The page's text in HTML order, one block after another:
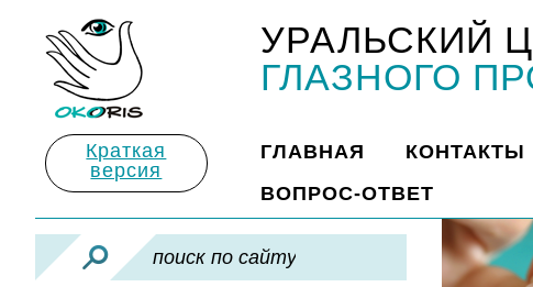
УРАЛЬСКИЙ
ГЛАЗНОГО
Краткая
версия
ГЛАВНАЯ КОНТАКТЫ
ВОПРОС-ОТВЕТ